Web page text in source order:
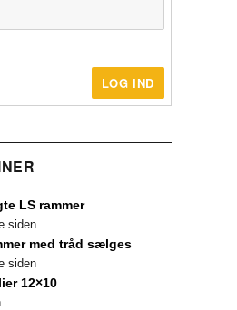
LOG IND
LS rammer
siden
med tråd sælges
siden
12×10